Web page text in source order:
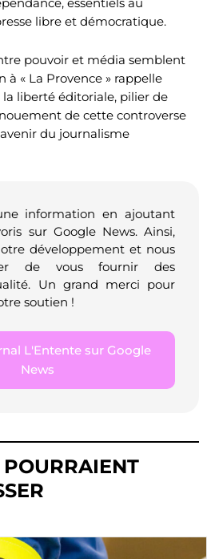
libre et démocratique.
pouvoir et média semblent
à « La Provence » rappelle
liberté éditoriale, pilier de
de cette controverse
du journalisme
information en ajoutant
sur Google News. Ainsi,
développement et nous
de vous fournir des
Un grand merci pour
soutien !
L'Entente sur Google
News
POURRAIENT